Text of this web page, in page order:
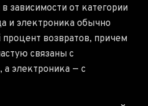
зависимости от категории
и электроника обычно
возвратов, причем
связаны с
электроника — с